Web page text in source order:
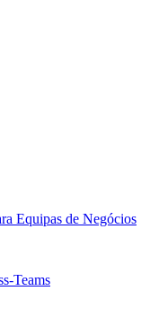
Equipas de Negócios
Teams